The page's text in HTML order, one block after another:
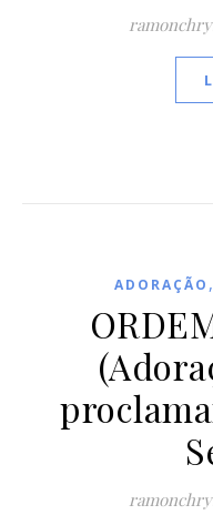
ADORAÇÃO ,